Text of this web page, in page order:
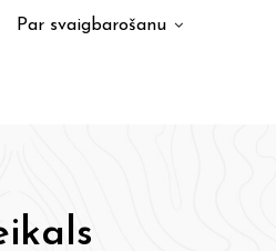
Par svaigbarošanu